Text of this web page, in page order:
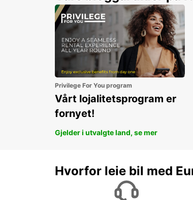
Privilege For You program
Vårt lojalitetsprogram er
fornyet!
Gjelder i utvalgte land, se mer
Hvorfor leie bil med